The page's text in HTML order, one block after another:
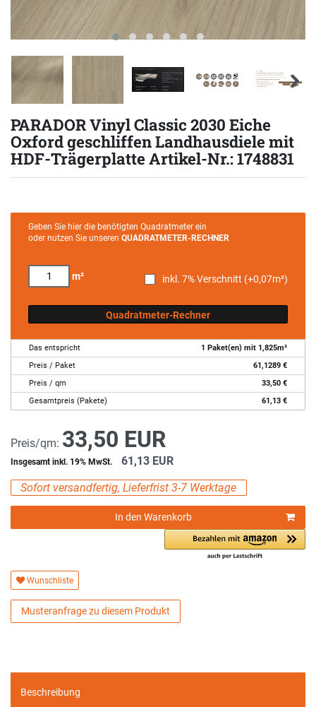
PARADOR Vinyl Classic 2030 Eiche
Oxford geschliffen Landhausdiele mit
HDF-Trägerplatte Artikel-Nr.: 1748831
Geben Sie hier die benötigten Quadratmeter ein
oder nutzen Sie unseren QUADRATMETER-RECHNER
m² inkl. 7% Verschnitt (+0,07m²)
Quadratmeter-Rechner
Das entspricht 1 Paket(en) mit 1,825m²
Preis / Paket
61,1289 €
Preis / qm
33,50 €
Gesamtpreis (Pakete)
61,13 €
Preis/qm: 33,50 EUR
Insgesamt inkl. 19% MwSt. 61,13 EUR
Sofort versandfertig, Lieferfrist 3-7 Werktage
In den Warenkorb
Wunschliste
Musteranfrage zu diesem Produkt
Beschreibung